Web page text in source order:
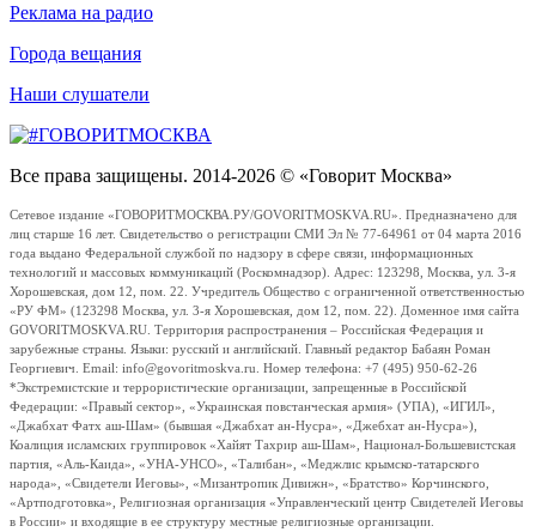
Реклама на радио
Города вещания
Наши слушатели
Все права защищены. 2014-2026 © «Говорит Москва»
Сетевое издание «ГОВОРИТМОСКВА.РУ/GOVORITMOSKVA.RU». Предназначено для
лиц старше 16 лет. Свидетельство о регистрации СМИ Эл № 77-64961 от 04 марта 2016
года выдано Федеральной службой по надзору в сфере связи, информационных
технологий и массовых коммуникаций (Роскомнадзор). Адрес: 123298, Москва, ул. 3-я
Хорошевская, дом 12, пом. 22. Учредитель Общество с ограниченной ответственностью
«РУ ФМ» (123298 Москва, ул. 3-я Хорошевская, дом 12, пом. 22). Доменное имя сайта
GOVORITMOSKVA.RU. Территория распространения – Российская Федерация и
зарубежные страны. Языки: русский и английский. Главный редактор Бабаян Роман
Георгиевич. Email: info@govoritmoskva.ru. Номер телефона: +7 (495) 950-62-26
*Экстремистские и террористические организации, запрещенные в Российской
Федерации: «Правый сектор», «Украинская повстанческая армия» (УПА), «ИГИЛ»,
«Джабхат Фатх аш-Шам» (бывшая «Джабхат ан-Нусра», «Джебхат ан-Нусра»),
Коалиция исламских группировок «Хайят Тахрир аш-Шам», Национал-Большевистская
партия, «Аль-Каида», «УНА-УНСО», «Талибан», «Меджлис крымско-татарского
народа», «Свидетели Иеговы», «Мизантропик Дивижн», «Братство» Корчинского,
«Артподготовка», Религиозная организация «Управленческий центр Свидетелей Иеговы
в России» и входящие в ее структуру местные религиозные организации.